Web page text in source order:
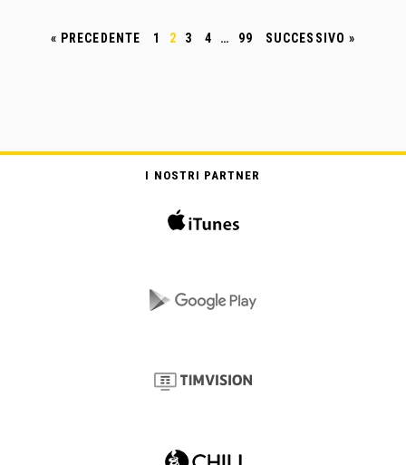
« PRECEDENTE 1 2 3 4 … 99 SUCCESSIVO »
I NOSTRI PARTNER